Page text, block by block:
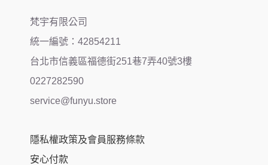
梵宇有限公司
統一編號：42854211
台北市信義區福德街251巷7弄40號3樓
0227282590
service@funyu.store
隱私權政策及會員服務條款
安心付款